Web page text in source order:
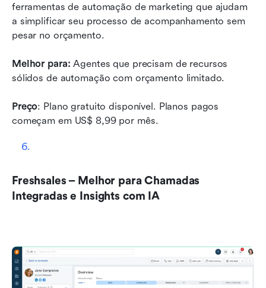
ferramentas de automação de marketing que ajudam
a simplificar seu processo de acompanhamento sem
pesar no orçamento.
Melhor para: Agentes que precisam de recursos
sólidos de automação com orçamento limitado.
Preço: Plano gratuito disponível. Planos pagos
começam em US$ 8,99 por mês.
Freshsales – Melhor para Chamadas
Integradas e Insights com IA